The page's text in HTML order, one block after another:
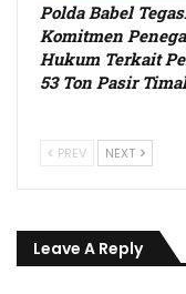
Polda Babel
Komitmen
Hukum Terkait
53 Ton Pasir
PREV NEXT
Leave A Reply